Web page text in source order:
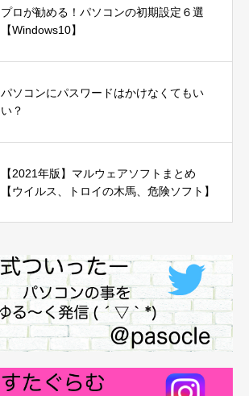
プロが勧める！パソコンの初期設定６選
【Windows10】
パソコンにパスワードはかけなくてもい
い？
【2021年版】マルウェアソフトまとめ
【ウイルス、トロイの木馬、危険ソフト】